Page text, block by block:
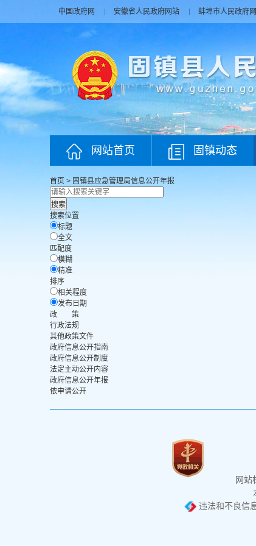
中国政府网 安徽省人民政府网站 蚌埠市人民政府
网站首页 固镇动态
首页 > 固镇县应急管理局信息公开年报
搜索位置
标题
全文
匹配度
模糊
精准
排序
相关程度
发布日期
政 策
行政法规
其他政策文件
政府信息公开指南
政府信息公开制度
法定主动公开内容
政府信息公开年报
依申请公开
网站
违法和不良信